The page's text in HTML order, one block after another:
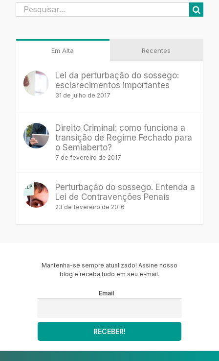
Buscar
resultados
Em Alta Recentes
Lei da perturbação do sossego:
esclarecimentos importantes
31 de julho de 2017
Direito Criminal: como funciona a
transição de Regime Fechado para
o Semiaberto?
7 de fevereiro de 2017
Perturbação do sossego. Entenda a
Lei de Contravenções Penais
23 de fevereiro de 2016
Mantenha-se sempre atualizado! Assine nosso
blog e receba tudo em seu e-mail.
Email